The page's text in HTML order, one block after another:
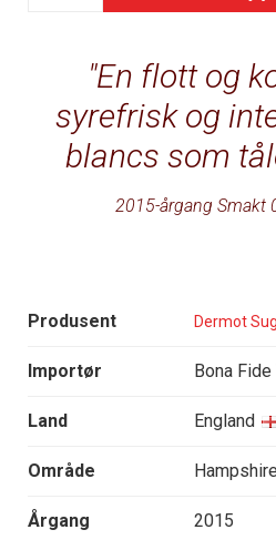
En flott og
syrefrisk og
blancs som
2015-årgang Smakt
Produsent Dermot
Importør Bona
Land England
Område Hampshire
Årgang 2015